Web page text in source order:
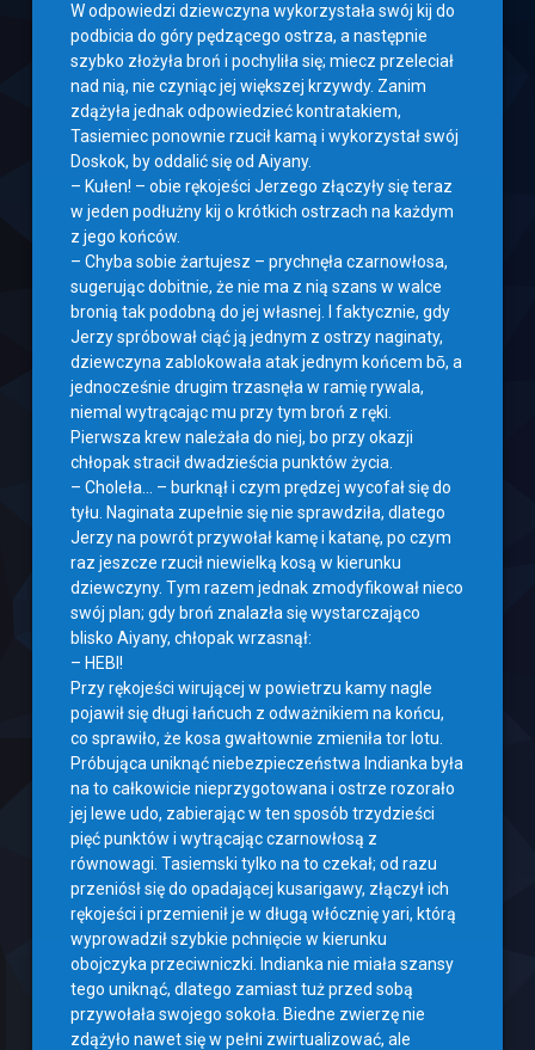
W odpowiedzi dziewczyna wykorzystała swój kij do
podbicia do góry pędzącego ostrza, a następnie
szybko złożyła broń i pochyliła się; miecz przeleciał
nad nią, nie czyniąc jej większej krzywdy. Zanim
zdążyła jednak odpowiedzieć kontratakiem,
Tasiemiec ponownie rzucił kamą i wykorzystał swój
Doskok, by oddalić się od Aiyany.
– Kułen! – obie rękojeści Jerzego złączyły się teraz
w jeden podłużny kij o krótkich ostrzach na każdym
z jego końców.
– Chyba sobie żartujesz – prychnęła czarnowłosa,
sugerując dobitnie, że nie ma z nią szans w walce
bronią tak podobną do jej własnej. I faktycznie, gdy
Jerzy spróbował ciąć ją jednym z ostrzy naginaty,
dziewczyna zablokowała atak jednym końcem bō, a
jednocześnie drugim trzasnęła w ramię rywala,
niemal wytrącając mu przy tym broń z ręki.
Pierwsza krew należała do niej, bo przy okazji
chłopak stracił dwadzieścia punktów życia.
– Choleła… – burknął i czym prędzej wycofał się do
tyłu. Naginata zupełnie się nie sprawdziła, dlatego
Jerzy na powrót przywołał kamę i katanę, po czym
raz jeszcze rzucił niewielką kosą w kierunku
dziewczyny. Tym razem jednak zmodyfikował nieco
swój plan; gdy broń znalazła się wystarczająco
blisko Aiyany, chłopak wrzasnął:
– HEBI!
Przy rękojeści wirującej w powietrzu kamy nagle
pojawił się długi łańcuch z odważnikiem na końcu,
co sprawiło, że kosa gwałtownie zmieniła tor lotu.
Próbująca uniknąć niebezpieczeństwa Indianka była
na to całkowicie nieprzygotowana i ostrze rozorało
jej lewe udo, zabierając w ten sposób trzydzieści
pięć punktów i wytrącając czarnowłosą z
równowagi. Tasiemski tylko na to czekał; od razu
przeniósł się do opadającej kusarigawy, złączył ich
rękojeści i przemienił je w długą włócznię yari, którą
wyprowadził szybkie pchnięcie w kierunku
obojczyka przeciwniczki. Indianka nie miała szansy
tego uniknąć, dlatego zamiast tuż przed sobą
przywołała swojego sokoła. Biedne zwierzę nie
zdążyło nawet się w pełni zwirtualizować, ale